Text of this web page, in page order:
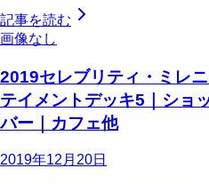
記事を読む
画像なし
2019セレブリティ・ミレ
テイメントデッキ5｜ショ
バー｜カフェ他
2019年12月20日